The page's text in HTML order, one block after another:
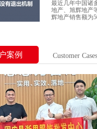
最近几年中国诸
地产、旭辉地产
辉地产销售额为
案例 Customer Cases